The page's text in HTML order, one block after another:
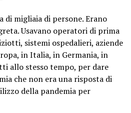
di migliaia di persone. Erano
Usavano operatori di prima
sistemi ospedalieri, aziende
in Italia, in Germania, in
allo stesso tempo, per dare
che non era una risposta di
della pandemia per